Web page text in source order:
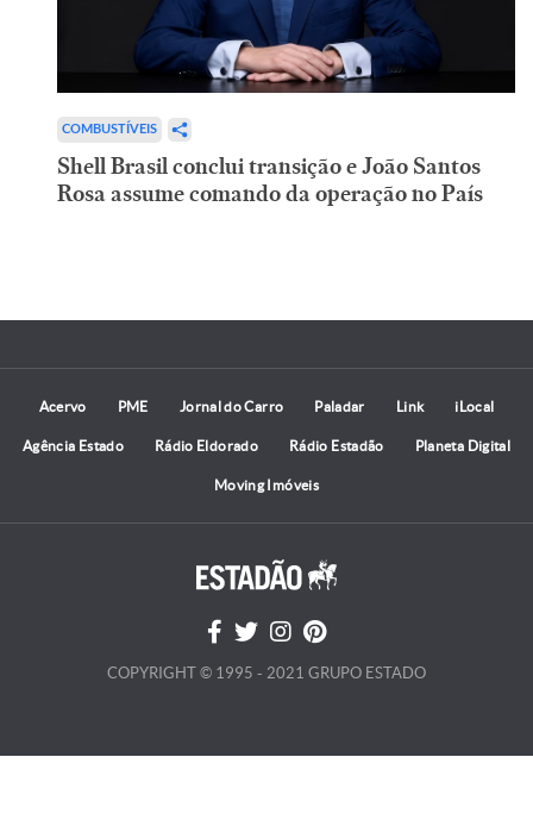
COMBUSTÍVEIS
Shell Brasil conclui transição e João Santos
Rosa assume comando da operação no País
Acervo PME Jornal do Carro Paladar Link iLocal
Agência Estado Rádio Eldorado Rádio Estadão Planeta Digital
Moving Imóveis
COPYRIGHT © 1995 - 2021 GRUPO ESTADO